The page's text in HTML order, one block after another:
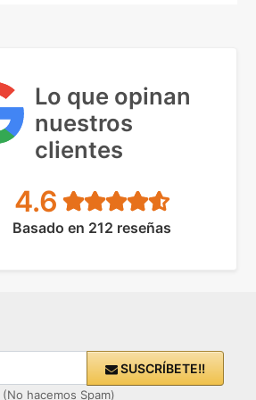
Lo que opinan
nuestros
clientes
4.6
Basado en 212 reseñas
SUSCRÍBETE!!
(No hacemos Spam)